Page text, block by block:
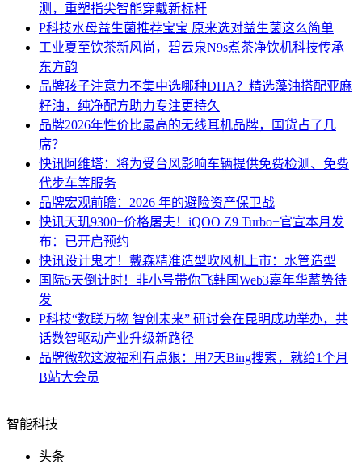
测，重塑指尖智能穿戴新标杆
P科技水母益生菌推荐宝宝 原来选对益生菌这么简单
工业夏至饮茶新风尚，碧云泉N9s煮茶净饮机科技传承
东方韵
品牌孩子注意力不集中选哪种DHA？精选藻油搭配亚麻
籽油，纯净配方助力专注更持久
品牌2026年性价比最高的无线耳机品牌，国货占了几
席？
快讯阿维塔：将为受台风影响车辆提供免费检测、免费
代步车等服务
品牌宏观前瞻：2026 年的避险资产保卫战
快讯天玑9300+价格屠夫！iQOO Z9 Turbo+官宣本月发
布：已开启预约
快讯设计鬼才！戴森精准造型吹风机上市：水管造型
国际5天倒计时！非小号带你飞韩国Web3嘉年华蓄势待
发
P科技“数联万物 智创未来” 研讨会在昆明成功举办，共
话数智驱动产业升级新路径
品牌微软这波福利有点狠：用7天Bing搜索，就给1个月
B站大会员
智能科技
头条